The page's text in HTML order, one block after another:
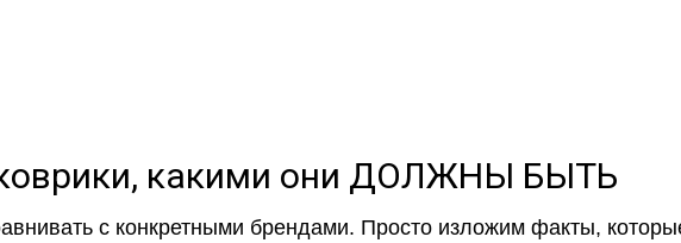
какими они ДОЛЖНЫ БЫТЬ
с конкретными брендами. Просто изложим факты,